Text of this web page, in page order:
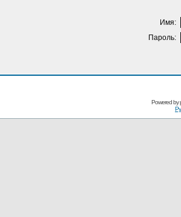
Имя:
Пароль:
Powered by